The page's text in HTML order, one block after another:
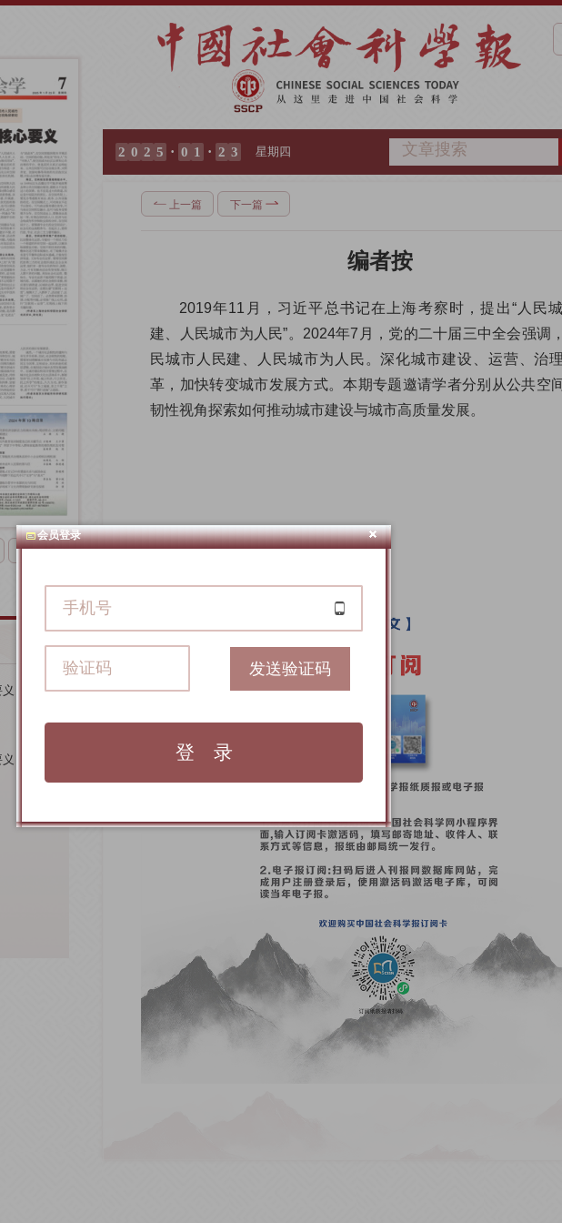
下一版
2 0 2 5 · 0 1 · 2 3 星期四
上一篇 下一篇
编者按
2019年11月，习近平总书记在上海考察时，提出“人民
建、人民城市为人民”。2024年7月，党的二十届三中全会强调
民城市人民建、人民城市为人民。深化城市建设、运营、治
革，加快转变城市发展方式。本期专题邀请学者分别从公共空
韧性视角探索如何推动城市建设与城市高质量发展。
会员登录
发送验证码